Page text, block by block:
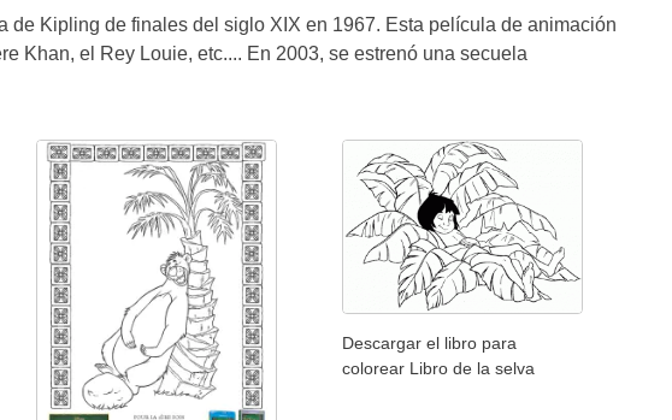
Kipling de finales del siglo XIX en 1967. Esta película de animación
Khan, el Rey Louie, etc.... En 2003, se estrenó una secuela
Descargar el libro para
colorear Libro de la selva